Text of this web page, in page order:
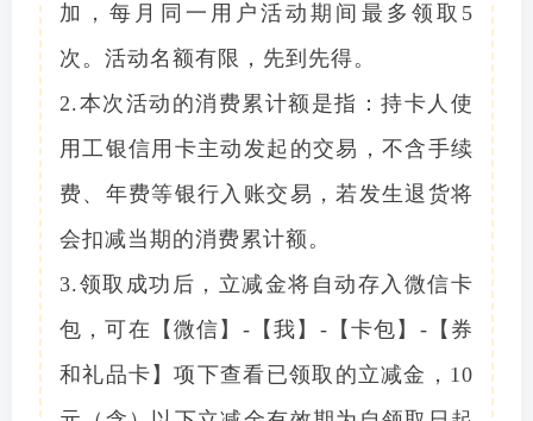
加，每月同一用户活动期间最多领取5
次。活动名额有限，先到先得。
2.本次活动的消费累计额是指：持卡人使
用工银信用卡主动发起的交易，不含手续
费、年费等银行入账交易，若发生退货将
会扣减当期的消费累计额。
3.领取成功后，立减金将自动存入微信卡
包，可在【微信】-【我】-【卡包】-【券
和礼品卡】项下查看已领取的立减金，10